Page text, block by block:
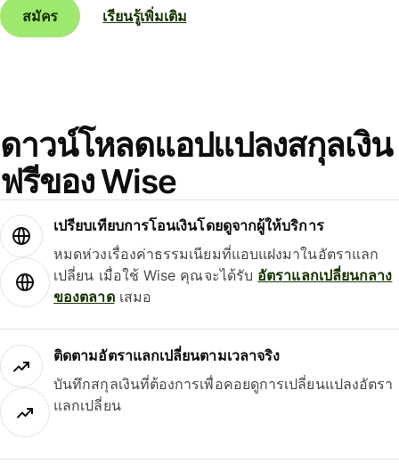
สมัคร เรียนรู้เพิ่มเติม
ดาวน์โหลดแอปแปลงสกุลเงิน
ฟรีของ Wise
เปรียบเทียบการโอนเงินโดยดูจากผู้ให้บริการ
หมดห่วงเรื่องค่าธรรมเนียมที่แอบแฝงมาในอัตราแลก
เปลี่ยน เมื่อใช้ Wise คุณจะได้รับ อัตราแลกเปลี่ยนกลาง
ของตลาดเสมอ
ติดตามอัตราแลกเปลี่ยนตามเวลาจริง
บันทึกสกุลเงินที่ต้องการเพื่อคอยดูการเปลี่ยนแปลงอัตรา
แลกเปลี่ยน